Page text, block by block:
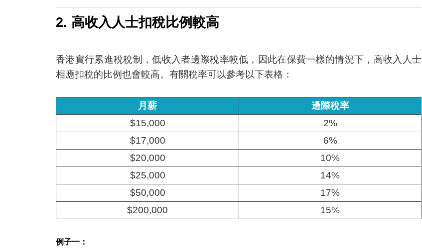
2. 高收入人士扣稅比例較高
香港實行累進稅稅制，低收入者邊際稅率較低，因此在保費一樣的情況下，高收入人士
相應扣稅的比例也會較高。有關稅率可以參考以下表格：
月薪
邊際稅率
$15,000
2%
$17,000
6%
$20,000
10%
$25,000
14%
$50,000
17%
$200,000
15%
例子一：